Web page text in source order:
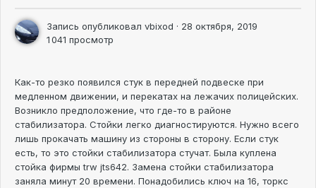
Запись опубликовал vbixod · 28 октября, 2019
1 041 просмотр
Как-то резко появился стук в передней подвеске при
медленном движении, и перекатах на лежачих полицейских.
Возникло предположение, что где-то в районе
стабилизатора. Стойки легко диагностируются. Нужно всего
лишь прокачать машину из стороны в сторону. Если стук
есть, то это стойки стабилизатора стучат. Была куплена
стойка фирмы trw jts642. Замена стойки стабилизатора
заняла минут 20 времени. Понадобились ключ на 16, торкс